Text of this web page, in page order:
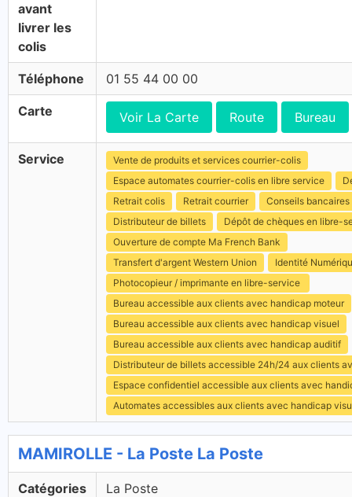
avant
livrer les
colis
Téléphone 01 55 44 00 00
Carte Voir La Carte Route Bureau
Service
Vente de produits et services courrier-colis
Espace automates courrier-colis en libre service
Retrait colis
Retrait courrier
Conseils bancaires
Distributeur de billets
Dépôt de chèques en libre-
Ouverture de compte Ma French Bank
Transfert d'argent Western Union
Identité
Photocopieur / imprimante en libre-service
Bureau accessible aux clients avec handicap moteur
Bureau accessible aux clients avec handicap visuel
Bureau accessible aux clients avec handicap auditif
Distributeur de billets accessible 24h/24 aux clients
Espace confidentiel accessible aux clients avec
Automates accessibles aux clients avec handicap
MAMIROLLE - La Poste La Poste
Catégories La Poste